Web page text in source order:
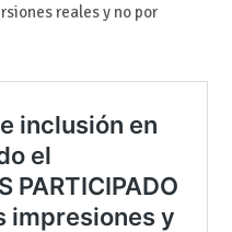
reales y no por